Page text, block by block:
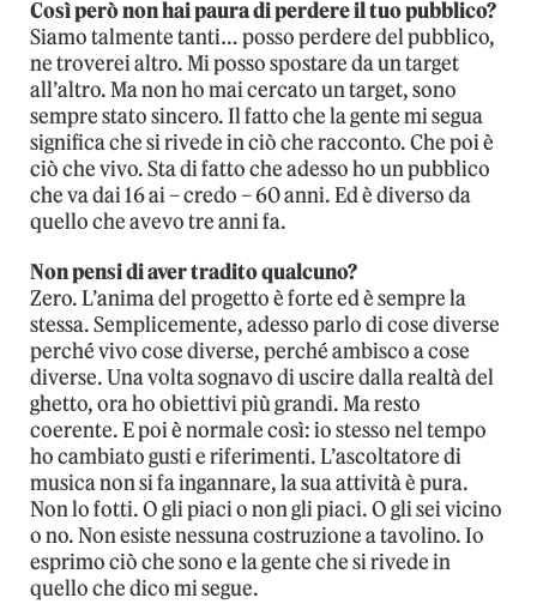
Così però non hai paura di perdere il tuo pubblico?
Siamo talmente tanti… posso perdere del pubblico,
ne troverei altro. Mi posso spostare da un target
all’altro. Ma non ho mai cercato un target, sono
sempre stato sincero. Il fatto che la gente mi segua
significa che si rivede in ciò che racconto. Che poi è
ciò che vivo. Sta di fatto che adesso ho un pubblico
che va dai 16 ai – credo – 60 anni. Ed è diverso da
quello che avevo tre anni fa.
Non pensi di aver tradito qualcuno?
Zero. L’anima del progetto è forte ed è sempre la
stessa. Semplicemente, adesso parlo di cose diverse
perché vivo cose diverse, perché ambisco a cose
diverse. Una volta sognavo di uscire dalla realtà del
ghetto, ora ho obiettivi più grandi. Ma resto
coerente. E poi è normale così: io stesso nel tempo
ho cambiato gusti e riferimenti. L’ascoltatore di
musica non si fa ingannare, la sua attività è pura.
Non lo fotti. O gli piaci o non gli piaci. O gli sei vicino
o no. Non esiste nessuna costruzione a tavolino. Io
esprimo ciò che sono e la gente che si rivede in
quello che dico mi segue.